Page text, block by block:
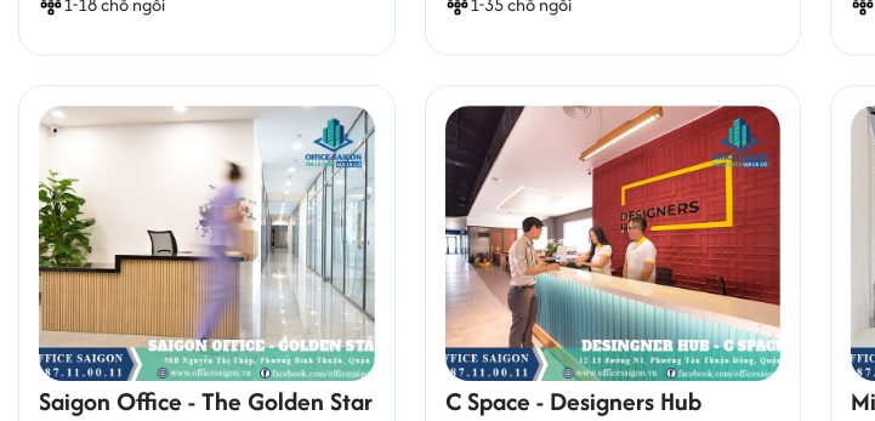
Saigon Office - The Golden Star
C Space - Designers Hub